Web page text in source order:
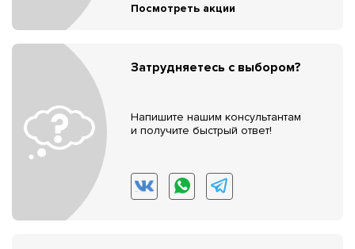
Посмотреть акции
Затрудняетесь с выбором?
Напишите нашим консультантам
и получите быстрый ответ!